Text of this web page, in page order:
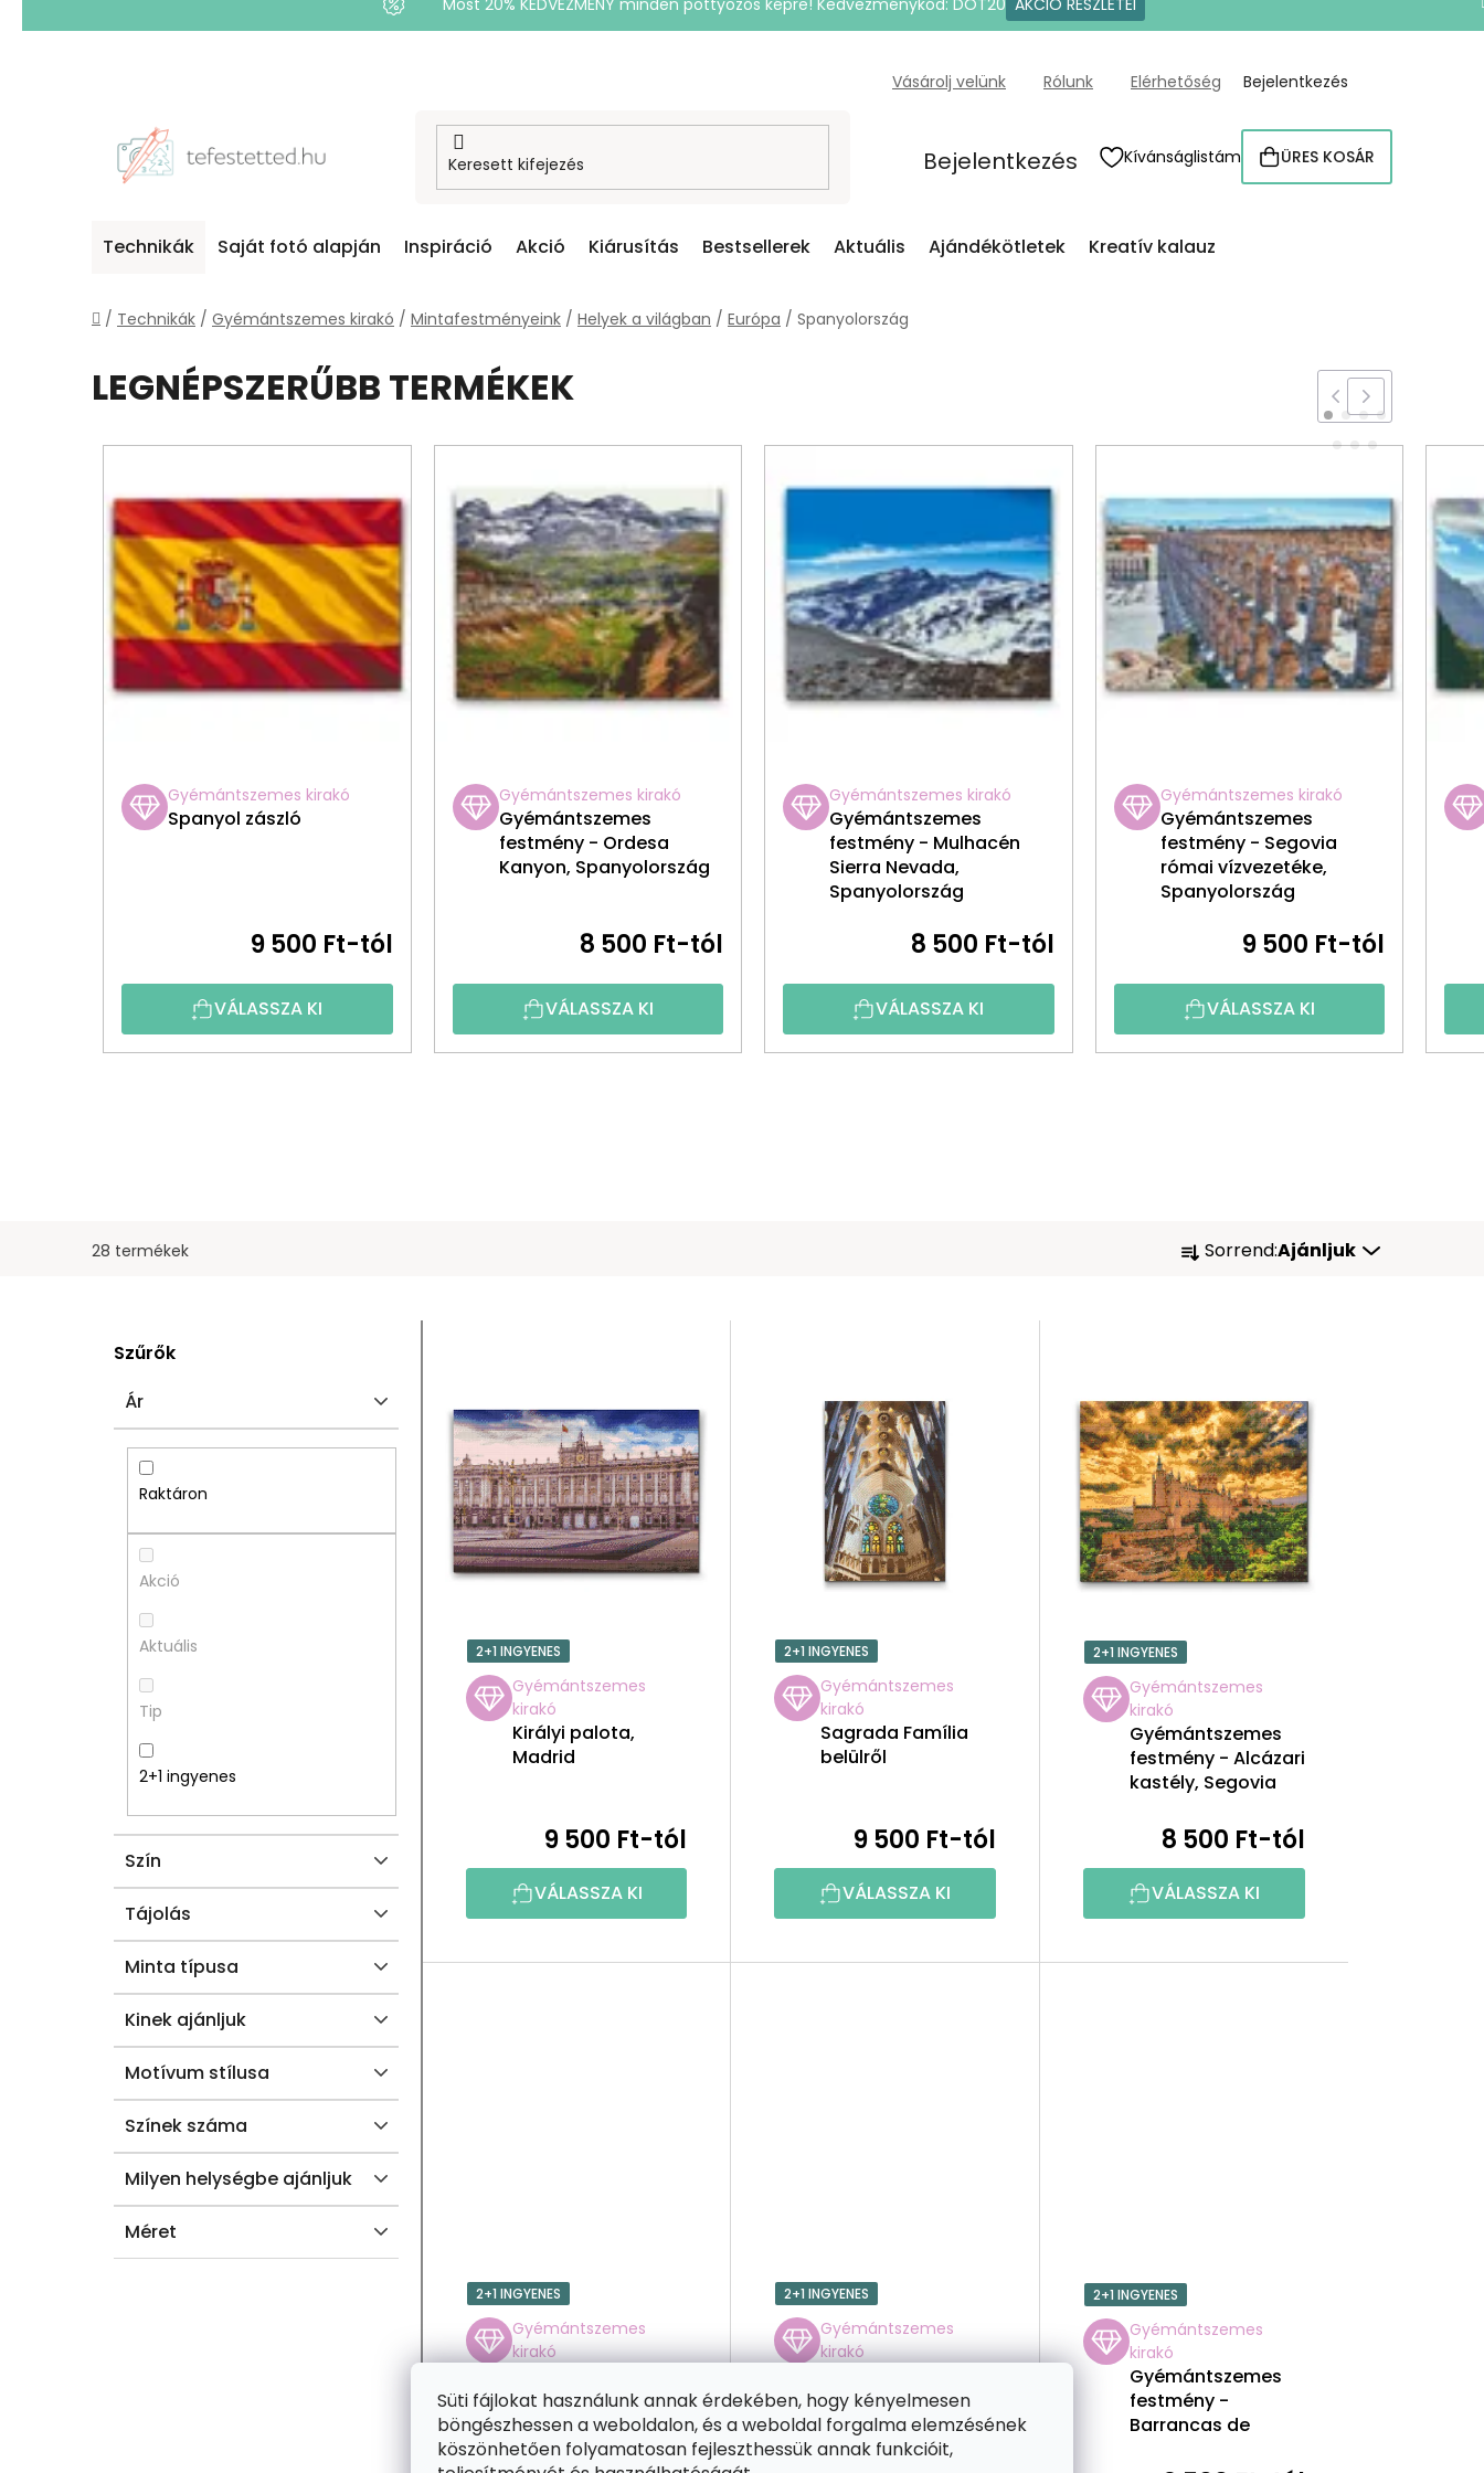
Süti fájlokat használunk annak érdekében, hogy kényelmesen
böngészhessen a weboldalon, és a weboldal forgalma elemzésének
köszönhetően folyamatosan fejleszthessük annak funkcióit,
Most 20% KEDVEZMÉNY minden pöttyözős képre! Kedvezménykód: DOT20 AKCIÓ RÉSZLETEI
Vásárolj velünk Rólunk Elérhetőség Bejelentkezés
Bejelentkezés Kívánságlistám KOSÁR
ÜRES KOSÁR
Technikák Saját fotó alapján Inspiráció Akció Kiárusítás Bestsellerek Aktuális Ajándékötletek Kreatív kalauz
Kezdőlap
/ Technikák / Gyémántszemes kirakó / Mintafestményeink / Helyek a világban / Európa / Spanyolország
LEGNÉPSZERŰBB TERMÉKEK
Gyémántszemes kirakó
Spanyol zászló
9 500 Ft-tól
VÁLASSZA KI
Gyémántszemes kirakó
Gyémántszemes
festmény - Ordesa
Kanyon, Spanyolország
8 500 Ft-tól
VÁLASSZA KI
Gyémántszemes kirakó
Gyémántszemes
festmény - Mulhacén
Sierra Nevada,
Spanyolország
8 500 Ft-tól
VÁLASSZA KI
Gyémántszemes kirakó
Gyémántszemes
festmény - Segovia
római vízvezetéke,
Spanyolország
9 500 Ft-tól
VÁLASSZA KI
28 termékek
T
M
É
K
E
K
R
E
N
D
E
Z
É
S
Sorrend:Ajánljuk
O
D
Szűrők
Ár
Raktáron
Akció
Aktuális
Tip
2+1 ingyenes
Szín
Tájolás
Minta típusa
Kinek ajánljuk
Motívum stílusa
Színek száma
Milyen helységbe ajánljuk
Méret
M
J
2+1 INGYENES
Gyémántszemes
kirakó
Királyi palota,
Madrid
9 500 Ft-tól
VÁLASSZA KI
2+1 INGYENES
Gyémántszemes
kirakó
Sagrada Família
belülről
9 500 Ft-tól
VÁLASSZA KI
2+1 INGYENES
Gyémántszemes
kirakó
Gyémántszemes
festmény - Alcázari
kastély, Segovia
8 500 Ft-tól
VÁLASSZA KI
2+1 INGYENES
Gyémántszemes
kirakó
festmény -
Alcázari kastély,
Segovia 3
2+1 INGYENES
Gyémántszemes
kirakó
festmény -
Barcelona,
Spanyolország
2+1 INGYENES
Gyémántszemes
kirakó
Gyémántszemes
festmény -
Barrancas de